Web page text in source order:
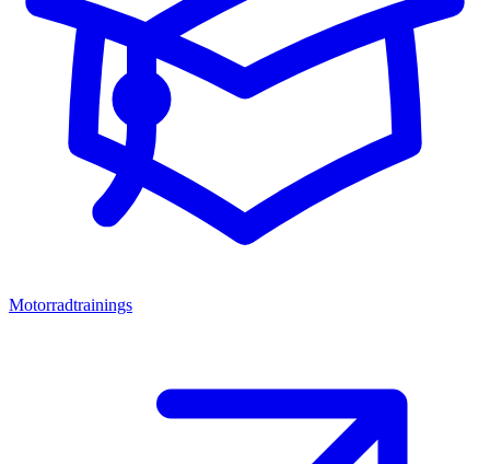
Motorradtrainings